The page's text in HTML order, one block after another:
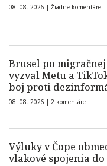
08. 08. 2026 | Žiadne komentáre
Brusel po
vyzval Metu a
boj proti
08. 08. 2026 | 2 komentáre
Výluky v Čope
vlakové spojenia do